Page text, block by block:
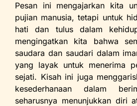
Pesan ini mengajarkan kita
pujian manusia, tetapi untuk
hati dan tulus dalam
mengingatkan kita bahwa
saudara dan saudari dalam
yang layak untuk menerima
sejati. Kisah ini juga
kesederhanaan dalam
seharusnya menunjukkan diri